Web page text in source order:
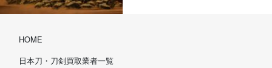
HOME
日本刀・刀剣買取業者一覧